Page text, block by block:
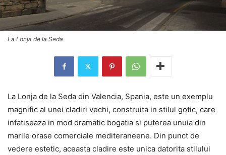
La Lonja de la Seda
La Lonja de la Seda din Valencia, Spania, este un exemplu
magnific al unei cladiri vechi, construita in stilul gotic, care
infatiseaza in mod dramatic bogatia si puterea unuia din
marile orase comerciale mediteraneene. Din punct de
vedere estetic, aceasta cladire este unica datorita stilului